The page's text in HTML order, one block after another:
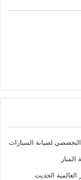
لصيانة السيارات
الحديث